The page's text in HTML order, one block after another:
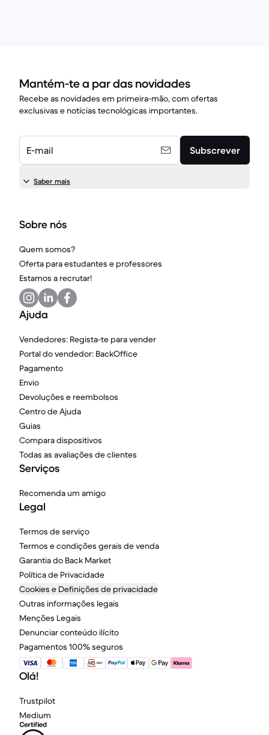
Mantém-te a par das novidades
Recebe as novidades em primeira-mão, com ofertas
exclusivas e notícias tecnológicas importantes.
E-mail Subscrever
Saber mais
Sobre nós
Quem somos?
Oferta para estudantes e professores
Estamos a recrutar!
Ajuda
Vendedores: Regista-te para vender
Portal do vendedor: BackOffice
Pagamento
Envio
Devoluções e reembolsos
Centro de Ajuda
Guias
Compara dispositivos
Todas as avaliações de clientes
Serviços
Recomenda um amigo
Legal
Termos de serviço
Termos e condições gerais de venda
Garantia do Back Market
Política de Privacidade
Cookies e Definições de privacidade
Outras informações legais
Menções Legais
Denunciar conteúdo ilícito
Pagamentos 100% seguros
Olá!
Trustpilot
Medium